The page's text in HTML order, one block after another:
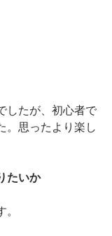
したが、初心者で
。思ったより楽し
たいか